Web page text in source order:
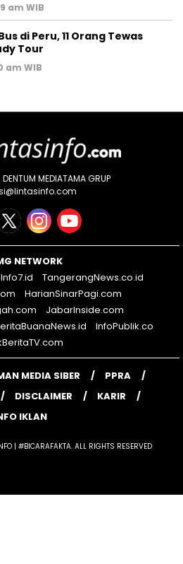
am WIB
di Peru, 11 Orang Tewas
Tour
am WIB
MEDIATAMA GRUP
NETWORK
Info7.id
TangerangNews.co.id
HarianSinarPagi.com
JabarInside.com
InfoPublik.co
MEDIA SIBER
PPRA
DISCLAIMER
KARIR
IKLAN
| #BICARAFAKTA. ALL RIGHTS RESERVED